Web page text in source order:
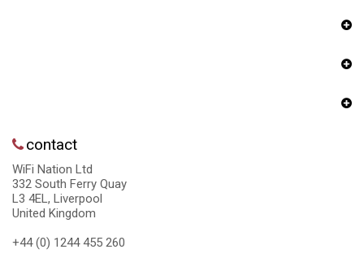
contact
WiFi Nation Ltd
332 South Ferry Quay
L3 4EL, Liverpool
United Kingdom
+44 (0) 1244 455 260